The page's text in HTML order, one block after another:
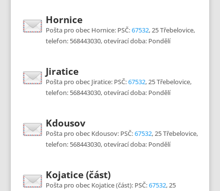
Hornice
Pošta pro obec Hornice: PSČ:67532, 25 Třebelovice,
telefon: 568443030, otevírací doba: Pondělí
Jiratice
Pošta pro obec Jiratice: PSČ:67532, 25 Třebelovice,
telefon: 568443030, otevírací doba: Pondělí
Kdousov
Pošta pro obec Kdousov: PSČ:67532, 25 Třebelovice,
telefon: 568443030, otevírací doba: Pondělí
Kojatice (část)
Pošta pro obec Kojatice (část): PSČ:67532, 25